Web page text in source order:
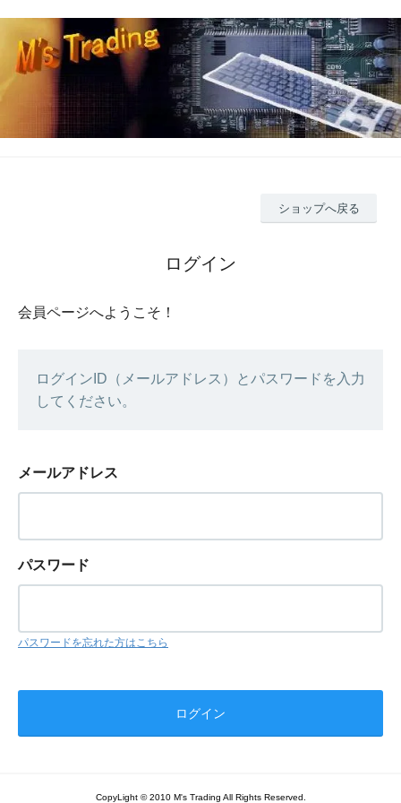
ショップへ戻る
ログイン
会員ページへようこそ！
ログインID（メールアドレス）とパスワードを入力
してください。
メールアドレス
パスワード
パスワードを忘れた方はこちら
CopyLight © 2010 M's Trading All Rights Reserved.